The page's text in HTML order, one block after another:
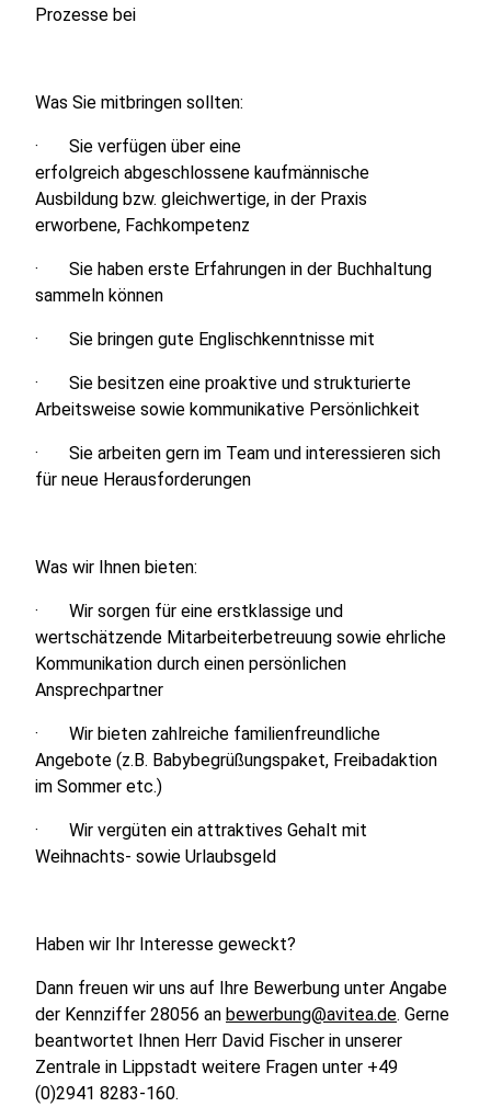
Prozesse bei
Was Sie mitbringen sollten:
· Sie verfügen über eine
erfolgreich abgeschlossene kaufmännische
Ausbildung bzw. gleichwertige, in der Praxis
erworbene, Fachkompetenz
· Sie haben erste Erfahrungen in der Buchhaltung
sammeln können
· Sie bringen gute Englischkenntnisse mit
· Sie besitzen eine proaktive und strukturierte
Arbeitsweise sowie kommunikative Persönlichkeit
· Sie arbeiten gern im Team und interessieren sich
für neue Herausforderungen
Was wir Ihnen bieten:
· Wir sorgen für eine erstklassige und
wertschätzende Mitarbeiterbetreuung sowie ehrliche
Kommunikation durch einen persönlichen
Ansprechpartner
· Wir bieten zahlreiche familienfreundliche
Angebote (z.B. Babybegrüßungspaket, Freibadaktion
im Sommer etc.)
· Wir vergüten ein attraktives Gehalt mit
Weihnachts- sowie Urlaubsgeld
Haben wir Ihr Interesse geweckt?
Dann freuen wir uns auf Ihre Bewerbung unter Angabe
der Kennziffer 28056 an bewerbung@avitea.de. Gerne
beantwortet Ihnen Herr David Fischer in unserer
Zentrale in Lippstadt weitere Fragen unter +49
(0)2941 8283-160.